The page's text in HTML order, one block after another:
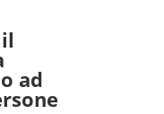
ad